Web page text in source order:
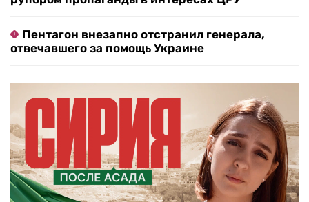
Пентагон внезапно отстранил генерала,
отвечавшего за помощь Украине